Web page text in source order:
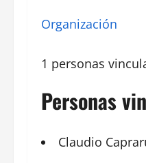
Organización
1 personas
Personas
Claudio